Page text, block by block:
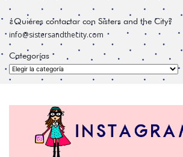
¿Quiéres contactar con Sisters and the City?
info@sistersandthecity.com
Categorías
Categorías